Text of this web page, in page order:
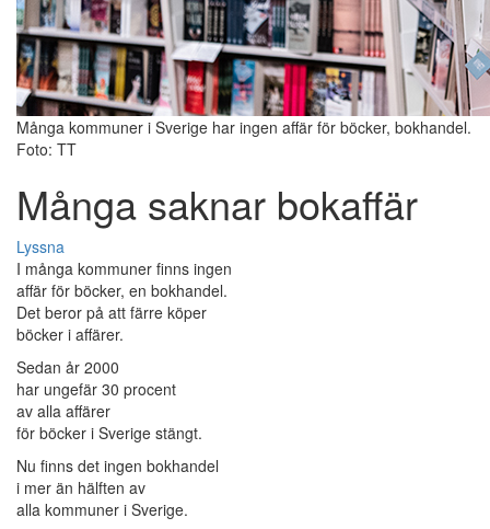
Många kommuner i Sverige har ingen affär för böcker, bokhandel.
Foto: TT
Många saknar bokaffär
Lyssna
I många kommuner finns ingen
affär för böcker, en bokhandel.
Det beror på att färre köper
böcker i affärer.
Sedan år 2000
har ungefär 30 procent
av alla affärer
för böcker i Sverige stängt.
Nu finns det ingen bokhandel
i mer än hälften av
alla kommuner i Sverige.